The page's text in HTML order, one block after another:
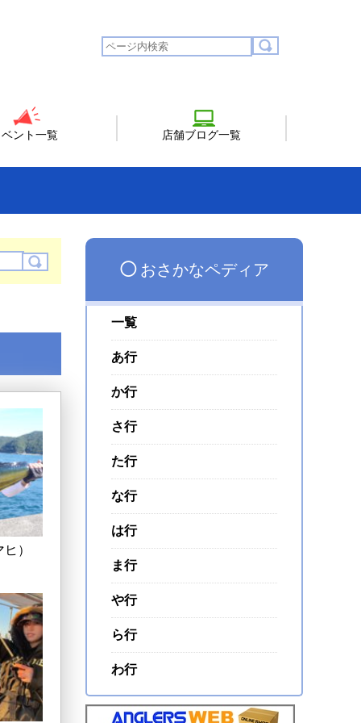
ント一覧 店舗ブログ一覧
）
◯おさかなペディア
一覧
あ行
か行
さ行
た行
な行
は行
ま行
や行
ら行
わ行